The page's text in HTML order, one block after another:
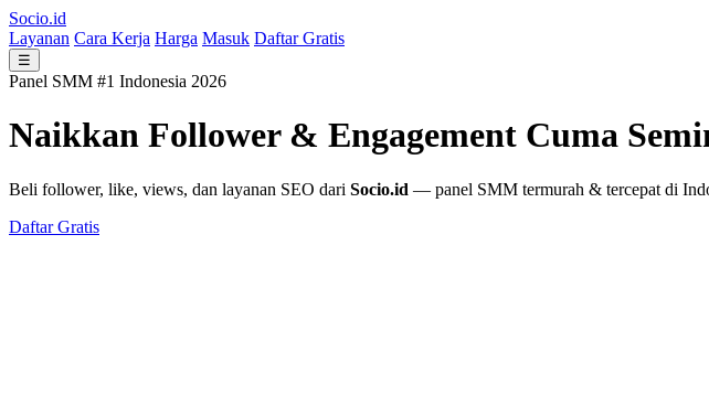
Socio.id
Layanan Cara Kerja Harga Masuk Daftar Gratis
☰
Panel SMM #1 Indonesia 2026
Naikkan Follower & Engagement Cuma
Beli follower, like, views, dan layanan SEO dari Socio.id — panel SMM termurah & tercepat di
Daftar Gratis